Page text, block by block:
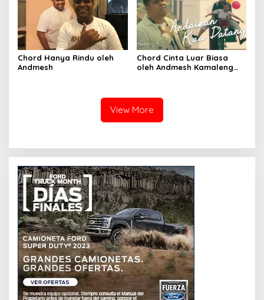
Chord Hanya Rindu oleh
Andmesh
Chord Cinta Luar Biasa
oleh Andmesh Kamaleng
View More